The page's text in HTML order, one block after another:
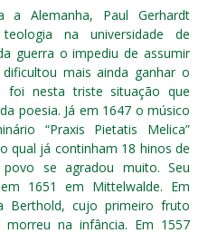
a Alemanha, Paul Gerhardt
na universidade de
guerra o impediu de assumir
mais ainda ganhar o
foi nesta triste situação que
poesia. Já em 1647 o músico
“Praxis Pietatis Melica”
qual já continham 18 hinos de
se agradou muito. Seu
1651 em Mittelwalde. Em
Berthold, cujo primeiro fruto
na infância. Em 1557